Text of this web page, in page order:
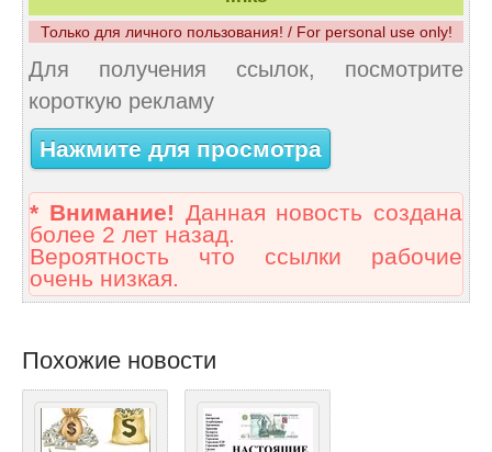
Только для личного пользования! / For personal use only!
Для получения ссылок, посмотрите
короткую рекламу
Нажмите для просмотра
* Внимание! Данная новость создана
более 2 лет назад.
Вероятность что ссылки рабочие
очень низкая.
Похожие новости